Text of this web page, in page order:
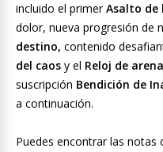
incluido el primerAsalto de
dolor, nueva progresión de
destino, contenido
del caos y el Reloj de
suscripción Bendición de
a continuación.
Puedes encontrar las notas